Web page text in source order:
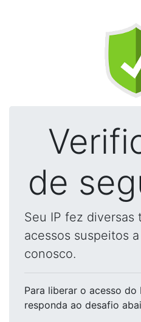
de
Seu IP fez diversas
acessos suspeitos
conosco.
Para liberar o acesso do
responda ao desafio